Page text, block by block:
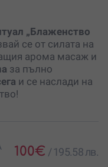
„Блаженство
се от силата на
арома масаж и
за пълно
и се наслади на
100€ /195.58 лв.